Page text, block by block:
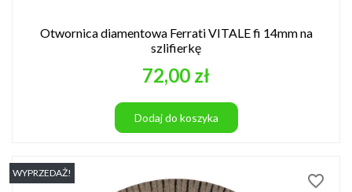
Otwornica diamentowa Ferrati VITALE fi 14mm na
szlifierkę
Cena
72,00 zł
Dodaj do koszyka
WYPRZEDAŻ! favorite_border